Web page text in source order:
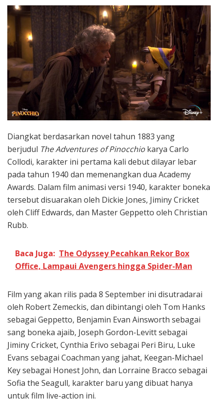
Diangkat berdasarkan novel tahun 1883 yang
berjudul The Adventures of Pinocchio karya Carlo
Collodi, karakter ini pertama kali debut dilayar lebar
pada tahun 1940 dan memenangkan dua Academy
Awards. Dalam film animasi versi 1940, karakter boneka
tersebut disuarakan oleh Dickie Jones, Jiminy Cricket
oleh Cliff Edwards, dan Master Geppetto oleh Christian
Rubb.
Baca Juga: The Odyssey Pecahkan Rekor Box
Office, Lampaui Avengers hingga Spider-Man
Film yang akan rilis pada 8 September ini disutradarai
oleh Robert Zemeckis, dan dibintangi oleh Tom Hanks
sebagai Geppetto, Benjamin Evan Ainsworth sebagai
sang boneka ajaib, Joseph Gordon-Levitt sebagai
Jiminy Cricket, Cynthia Erivo sebagai Peri Biru, Luke
Evans sebagai Coachman yang jahat, Keegan-Michael
Key sebagai Honest John, dan Lorraine Bracco sebagai
Sofia the Seagull, karakter baru yang dibuat hanya
untuk film live-action ini.